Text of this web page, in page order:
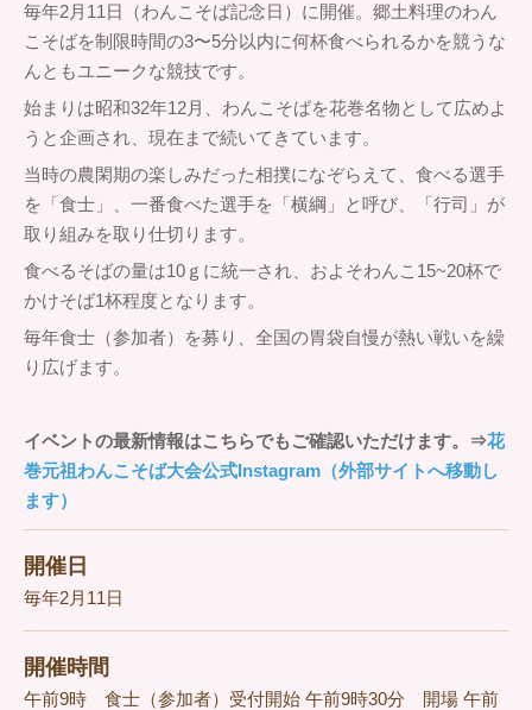
毎年2月11日（わんこそば記念日）に開催。郷土料理のわん
こそばを制限時間の3〜5分以内に何杯食べられるかを競うな
んともユニークな競技です。
始まりは昭和32年12月、わんこそばを花巻名物として広めよ
うと企画され、現在まで続いてきています。
当時の農閑期の楽しみだった相撲になぞらえて、食べる選手
を「食士」、一番食べた選手を「横綱」と呼び、「行司」が
取り組みを取り仕切ります。
食べるそばの量は10ｇに統一され、およそわんこ15~20杯で
かけそば1杯程度となります。
毎年食士（参加者）を募り、全国の胃袋自慢が熱い戦いを繰
り広げます。
イベントの最新情報はこちらでもご確認いただけます。⇒花
巻元祖わんこそば大会公式Instagram（外部サイトへ移動し
ます）
開催日
毎年2月11日
開催時間
午前9時 食士（参加者）受付開始 午前9時30分 開場 午前